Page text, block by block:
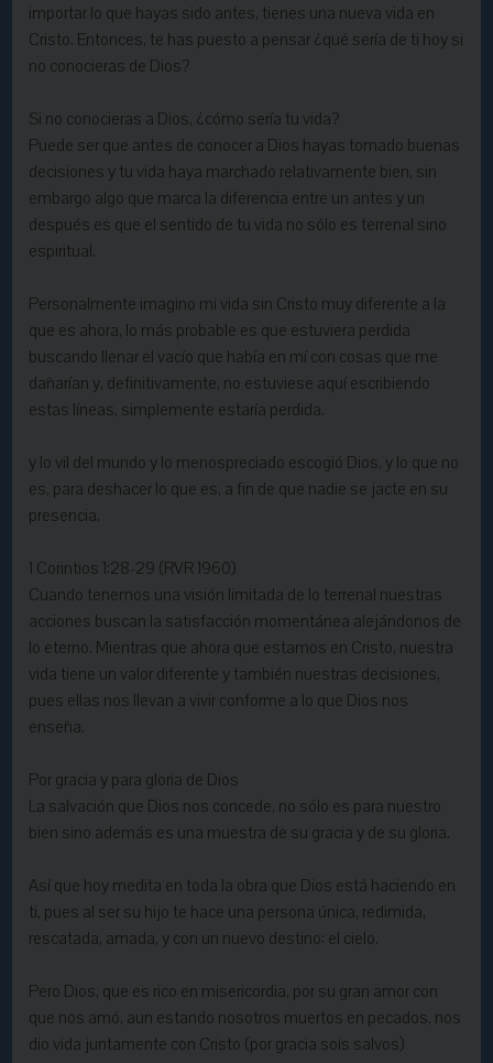
importar lo que hayas sido antes, tienes una nueva vida en
Cristo. Entonces, te has puesto a pensar ¿qué sería de ti hoy si
no conocieras de Dios?
Si no conocieras a Dios, ¿cómo sería tu vida?
Puede ser que antes de conocer a Dios hayas tomado buenas
decisiones y tu vida haya marchado relativamente bien, sin
embargo algo que marca la diferencia entre un antes y un
después es que el sentido de tu vida no sólo es terrenal sino
espiritual.
Personalmente imagino mi vida sin Cristo muy diferente a la
que es ahora, lo más probable es que estuviera perdida
buscando llenar el vacío que había en mí con cosas que me
dañarían y, definitivamente, no estuviese aquí escribiendo
estas líneas, simplemente estaría perdida.
y lo vil del mundo y lo menospreciado escogió Dios, y lo que no
es, para deshacer lo que es, a fin de que nadie se jacte en su
presencia.
1 Corintios 1:28-29 (RVR 1960)
Cuando tenemos una visión limitada de lo terrenal nuestras
acciones buscan la satisfacción momentánea alejándonos de
lo eterno. Mientras que ahora que estamos en Cristo, nuestra
vida tiene un valor diferente y también nuestras decisiones,
pues ellas nos llevan a vivir conforme a lo que Dios nos
enseña.
Por gracia y para gloria de Dios
La salvación que Dios nos concede, no sólo es para nuestro
bien sino además es una muestra de su gracia y de su gloria.
Así que hoy medita en toda la obra que Dios está haciendo en
ti, pues al ser su hijo te hace una persona única, redimida,
rescatada, amada, y con un nuevo destino: el cielo.
Pero Dios, que es rico en misericordia, por su gran amor con
que nos amó, aun estando nosotros muertos en pecados, nos
dio vida juntamente con Cristo (por gracia sois salvos)